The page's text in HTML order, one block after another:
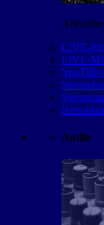
Alles
LIVE-
LIVE-
Retroblah
Audio